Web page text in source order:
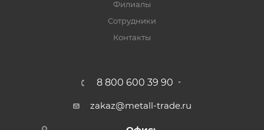
Филиалы
Сотрудники
Контакты
8 800 600 39 90
zakaz@metall-trade.ru